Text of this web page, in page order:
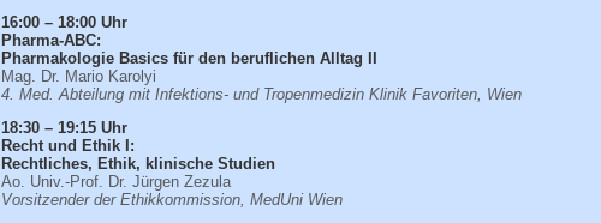
16:00 – 18:00 Uhr
Pharma-ABC:
Pharmakologie Basics für den beruflichen Alltag II
Mag. Dr. Mario Karolyi
4. Med. Abteilung mit Infektions- und Tropenmedizin Klinik Favoriten, Wien
18:30 – 19:15 Uhr
Recht und Ethik I:
Rechtliches, Ethik, klinische Studien
Ao. Univ.-Prof. Dr. Jürgen Zezula
Vorsitzender der Ethikkommission, MedUni Wien